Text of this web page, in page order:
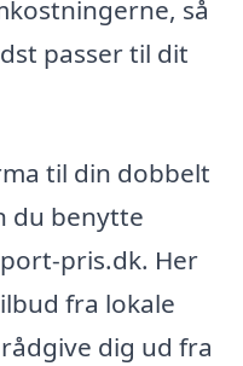
så
passer til dit
til din dobbelt
du benytte
pris.dk. Her
fra lokale
dig ud fra